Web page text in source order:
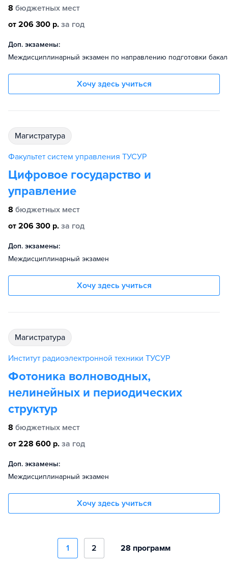
8 бюджетных мест
от 206 300 р. за год
Доп. экзамены:
Междисциплинарный экзамен по направлению подготовки
Хочу здесь учиться
магистратура
Факультет систем управления ТУСУР
Цифровое государство и
управление
8 бюджетных мест
от 206 300 р. за год
Доп. экзамены:
Междисциплинарный экзамен
Хочу здесь учиться
магистратура
Институт радиоэлектронной техники ТУСУР
Фотоника волноводных,
нелинейных и периодических
структур
8 бюджетных мест
от 228 600 р. за год
Доп. экзамены:
Междисциплинарный экзамен
Хочу здесь учиться
1 2 28 программ